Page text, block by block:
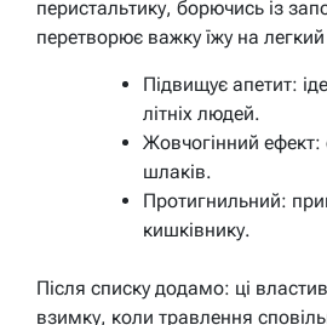
перистальтику, борючись із
перетворює важку їжу на легкий
Підвищує апетит:
літніх людей.
Жовчогінний ефект:
шлаків.
Протигнильний:
кишківнику.
Після списку додамо: ці
взимку, коли травлення